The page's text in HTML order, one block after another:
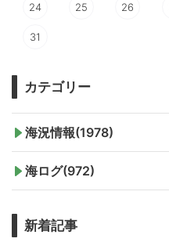
24 25 26
31
カテゴリー
海況情報(1978)
海ログ(972)
新着記事